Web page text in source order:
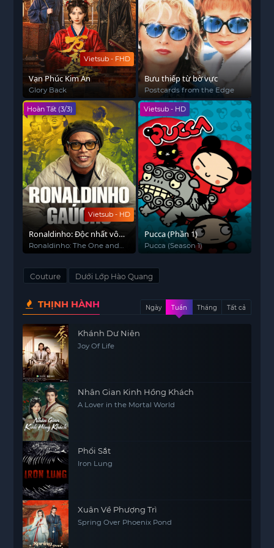
Vietsub - FHD
Vạn Phúc Kim An
Glory Back
Bưu thiếp từ bờ vực
Postcards from the Edge
Vietsub - HD
Hoàn Tất (3/3)
Ronaldinho: Độc nhất vô
nhị
Ronaldinho: The One and
Vietsub - HD
Pucca (Phần 1)
Pucca (Season 1)
Couture Dưới Lớp Hào Quang
THỊNH HÀNH Ngày Tuần Tháng Tất cả
Khánh Dư Niên
Joy Of Life
Nhân Gian Kinh Hồng Khách
A Lover in the Mortal World
Phổi Sắt
Iron Lung
Xuân Về Phượng Trì
Spring Over Phoenix Pond